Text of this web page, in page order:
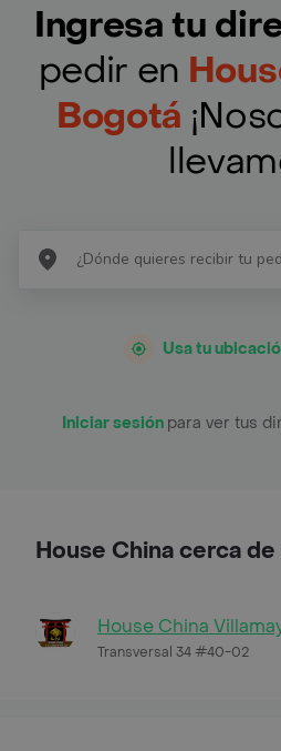
Ingresa tu
pedir en
Bogotá
Usa tu
Iniciar sesión para ver tus
House China cerca
House China
Transversal 34 #40-02